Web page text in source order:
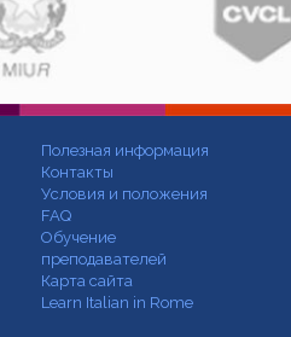
Полезная информация
Контакты
Условия и положения
FAQ
Обучение
преподавателей
Карта сайта
Learn Italian in Rome